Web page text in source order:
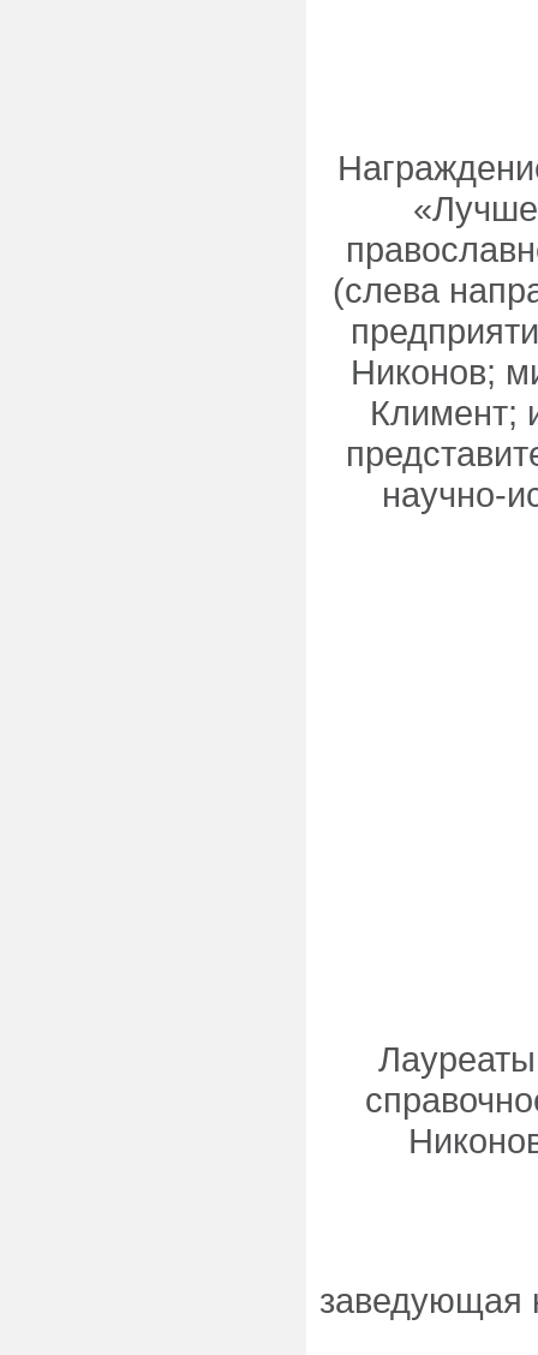
(слева
Никонов;
Климент;
научно-
заведующая